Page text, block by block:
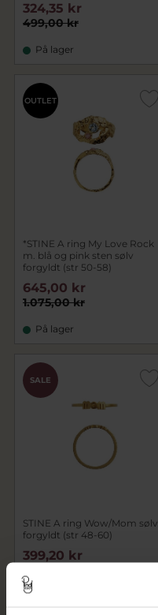
499,00 kr
324,35 kr
På lager
OUTLET
*STINE A ring My Love Rock
m. blå og pink sten sølv
forgyldt (str 50-58)
1.075,00 kr
645,00 kr
På lager
SALE
STINE A ring Wow/Mom sølv
forgyldt (str 48-60)
399,20 kr